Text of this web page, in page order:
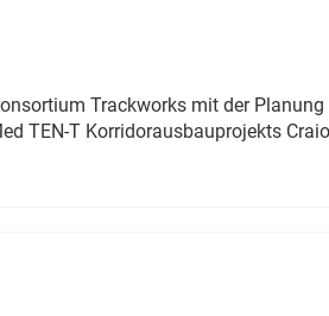
Trackworks mit der Planung
TEN-T Korridorausbauprojekts